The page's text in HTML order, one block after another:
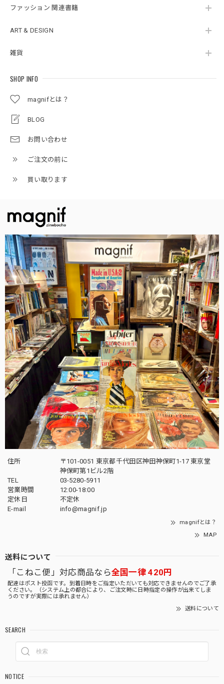
ファッション 関連書籍
ART & DESIGN
雑貨
SHOP INFO
magnifとは？
BLOG
お問い合わせ
ご注文の前に
買い取ります
住所
〒101-0051 東京都千代田区神田神保町1-17 東京堂
神保町第1ビル2階
TEL
03-5280-5911
営業時間
12:00-18:00
定休日
不定休
E-mail
info@magnif.jp
magnifとは？
MAP
送料について
「こねこ便」対応商品なら全国一律 420円
配達はポスト投函です。到着日時をご指定いただいても対応できませんのでご了承
ください。（システム上の都合により、ご注文時に日時指定の操作が出来てしま
うのですが実際には承れません）
送料について
SEARCH
NOTICE